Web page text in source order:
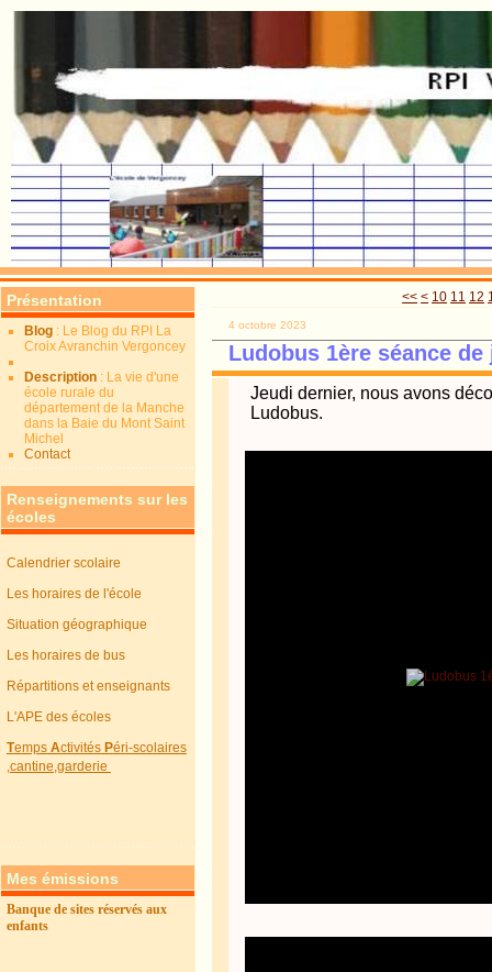
Présentation
Blog : Le Blog du RPI La
Croix Avranchin Vergoncey
Description : La vie d'une
école rurale du
département de la Manche
dans la Baie du Mont Saint
Michel
Contact
Renseignements sur les
écoles
Calendrier scolaire
Les horaires de l'école
Situation géographique
Les horaires de bus
Répartitions et enseignants
L'APE des écoles
TempsActivitésPéri-scolaires
,cantine,garderie
Mes émissions
Banque de sites réservés aux
enfants
<< < 10 11 12
4 octobre 2023
Ludobus 1ère séance
Jeudi dernier, nous avons
Ludobus.